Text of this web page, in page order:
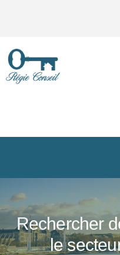
Rechercher
le